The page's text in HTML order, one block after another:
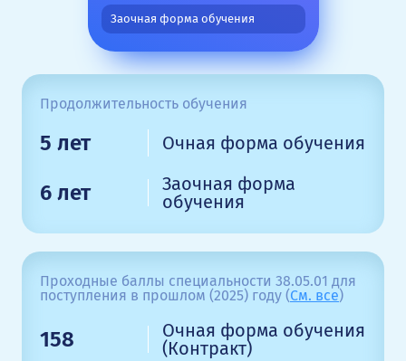
Заочная форма обучения
Продолжительность обучения
5 лет Очная форма обучения
6 лет
Заочная форма
обучения
Проходные баллы специальности 38.05.01 для
поступления в прошлом (2025) году (См. все)
158
Очная форма обучения
(Контракт)